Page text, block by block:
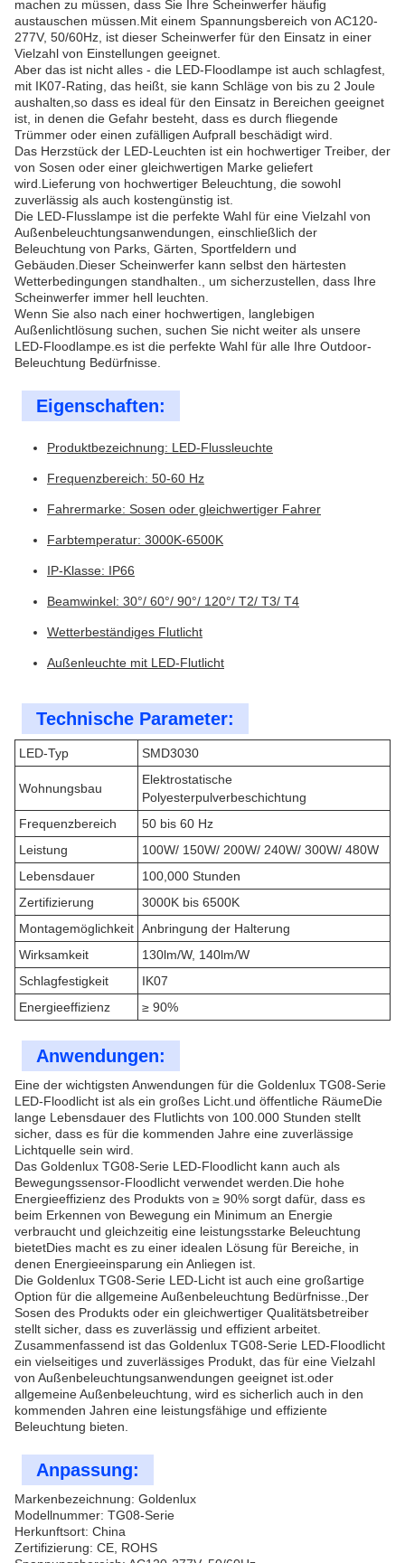
machen zu müssen, dass Sie Ihre Scheinwerfer häufig
austauschen müssen.Mit einem Spannungsbereich von AC120-
277V, 50/60Hz, ist dieser Scheinwerfer für den Einsatz in einer
Vielzahl von Einstellungen geeignet.
Aber das ist nicht alles - die LED-Floodlampe ist auch schlagfest,
mit IK07-Rating, das heißt, sie kann Schläge von bis zu 2 Joule
aushalten,so dass es ideal für den Einsatz in Bereichen geeignet
ist, in denen die Gefahr besteht, dass es durch fliegende
Trümmer oder einen zufälligen Aufprall beschädigt wird.
Das Herzstück der LED-Leuchten ist ein hochwertiger Treiber, der
von Sosen oder einer gleichwertigen Marke geliefert
wird.Lieferung von hochwertiger Beleuchtung, die sowohl
zuverlässig als auch kostengünstig ist.
Die LED-Flusslampe ist die perfekte Wahl für eine Vielzahl von
Außenbeleuchtungsanwendungen, einschließlich der
Beleuchtung von Parks, Gärten, Sportfeldern und
Gebäuden.Dieser Scheinwerfer kann selbst den härtesten
Wetterbedingungen standhalten., um sicherzustellen, dass Ihre
Scheinwerfer immer hell leuchten.
Wenn Sie also nach einer hochwertigen, langlebigen
Außenlichtlösung suchen, suchen Sie nicht weiter als unsere
LED-Floodlampe.es ist die perfekte Wahl für alle Ihre Outdoor-
Beleuchtung Bedürfnisse.
Eigenschaften:
Produktbezeichnung: LED-Flussleuchte
Frequenzbereich: 50-60 Hz
Fahrermarke: Sosen oder gleichwertiger Fahrer
Farbtemperatur: 3000K-6500K
IP-Klasse: IP66
Beamwinkel: 30°/ 60°/ 90°/ 120°/ T2/ T3/ T4
Wetterbeständiges Flutlicht
Außenleuchte mit LED-Flutlicht
Technische Parameter:
LED-Typ SMD3030
Wohnungsbau
Elektrostatische
Polyesterpulverbeschichtung
Frequenzbereich
50 bis 60 Hz
Leistung
100W/ 150W/ 200W/ 240W/ 300W/ 480W
Lebensdauer
100,000 Stunden
Zertifizierung
3000K bis 6500K
Montagemöglichkeit Anbringung der Halterung
Wirksamkeit
130lm/W, 140lm/W
Schlagfestigkeit
IK07
Energieeffizienz
≥ 90%
Anwendungen:
Eine der wichtigsten Anwendungen für die Goldenlux TG08-Serie
LED-Floodlicht ist als ein großes Licht.und öffentliche RäumeDie
lange Lebensdauer des Flutlichts von 100.000 Stunden stellt
sicher, dass es für die kommenden Jahre eine zuverlässige
Lichtquelle sein wird.
Das Goldenlux TG08-Serie LED-Floodlicht kann auch als
Bewegungssensor-Floodlicht verwendet werden.Die hohe
Energieeffizienz des Produkts von ≥ 90% sorgt dafür, dass es
beim Erkennen von Bewegung ein Minimum an Energie
verbraucht und gleichzeitig eine leistungsstarke Beleuchtung
bietetDies macht es zu einer idealen Lösung für Bereiche, in
denen Energieeinsparung ein Anliegen ist.
Die Goldenlux TG08-Serie LED-Licht ist auch eine großartige
Option für die allgemeine Außenbeleuchtung Bedürfnisse.,Der
Sosen des Produkts oder ein gleichwertiger Qualitätsbetreiber
stellt sicher, dass es zuverlässig und effizient arbeitet.
Zusammenfassend ist das Goldenlux TG08-Serie LED-Floodlicht
ein vielseitiges und zuverlässiges Produkt, das für eine Vielzahl
von Außenbeleuchtungsanwendungen geeignet ist.oder
allgemeine Außenbeleuchtung, wird es sicherlich auch in den
kommenden Jahren eine leistungsfähige und effiziente
Beleuchtung bieten.
Anpassung:
Markenbezeichnung: Goldenlux
Modellnummer: TG08-Serie
Herkunftsort: China
Zertifizierung: CE, ROHS